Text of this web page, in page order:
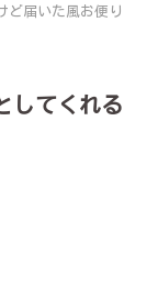
ど届いた風お便り
してくれる